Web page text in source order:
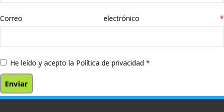
Correo electrónico *
He leído y acepto la Política de privacidad *